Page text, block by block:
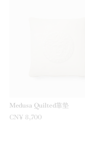
Medusa Quilted靠垫
CN¥ 8,700